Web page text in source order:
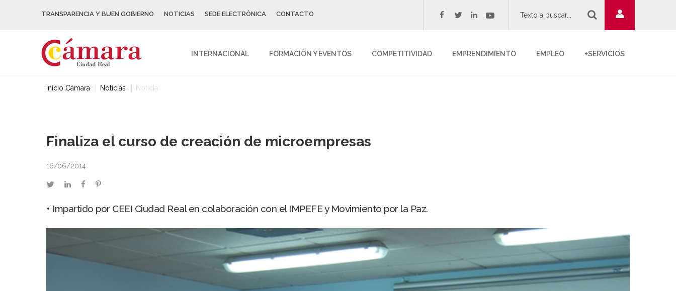
TRANSPARENCIA Y BUEN GOBIERNO NOTICIAS SEDE ELECTRÓNICA CONTACTO facebook
twitterlinkedinyoutube
INTERNACIONAL FORMACIÓN Y EVENTOS COMPETITIVIDAD EMPRENDIMIENTO EMPLEO +SERVICIOS
Inicio Cámara Noticias Noticia
Finaliza el curso de creación de microempresas
16/06/2014
twitterlinkedinfacebookpinterest
• Impartido por CEEI Ciudad Real en colaboración con el IMPEFE y Movimiento por la Paz.